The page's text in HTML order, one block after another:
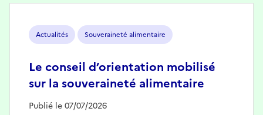
Actualités Souveraineté alimentaire
Le conseil d’orientation mobilisé
sur la souveraineté alimentaire
Publié le 07/07/2026